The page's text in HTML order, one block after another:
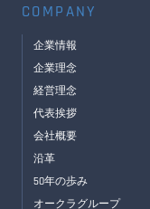
COMPANY
企業情報
企業理念
経営理念
代表挨拶
会社概要
沿革
50年の歩み
オークラグループ